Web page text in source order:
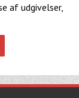
af udgivelser,